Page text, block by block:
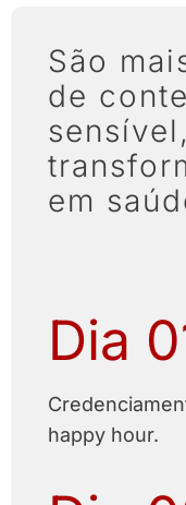
São
de
em
Dia
happy hour.